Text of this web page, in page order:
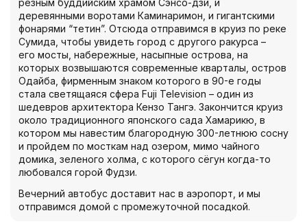
деревянными воротами Каминаримон, и гигантскими
фонарями “тетин”. Отсюда отправимся в круиз по реке
Сумида, чтобы увидеть город с другого ракурса –
его мосты, набережные, насыпные острова, на
которых возвышаются современные кварталы, остров
Одайба, фирменным знаком которого в 90-е годы
стала светящаяся сфера Fuji Television – один из
шедевров архитектора Кензо Тангэ. Закончится круиз
около традиционного японского сада Хамарикю, в
котором мы навестим благородную 300-летнюю сосну
и пройдем по мосткам над озером, мимо чайного
домика, зеленого холма, с которого сёгун когда-то
любовался горой Фудзи.
Вечерний автобус доставит нас в аэропорт, и мы
отправимся домой с промежуточной посадкой.